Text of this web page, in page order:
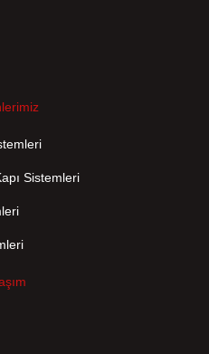
Sistemleri